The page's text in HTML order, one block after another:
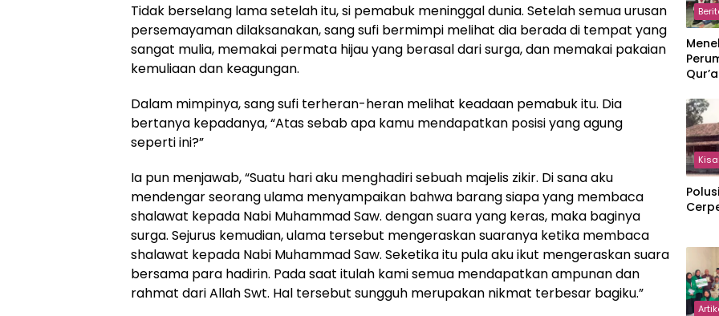
Tidak berselang lama setelah itu, si pemabuk meninggal dunia. Setelah semua urusan
persemayaman dilaksanakan, sang sufi bermimpi melihat dia berada di tempat yang
sangat mulia, memakai permata hijau yang berasal dari surga, dan memakai pakaian
kemuliaan dan keagungan.
Dalam mimpinya, sang sufi terheran-heran melihat keadaan pemabuk itu. Dia
bertanya kepadanya, “Atas sebab apa kamu mendapatkan posisi yang agung
seperti ini?”
Ia pun menjawab, “Suatu hari aku menghadiri sebuah majelis zikir. Di sana aku
mendengar seorang ulama menyampaikan bahwa barang siapa yang membaca
shalawat kepada Nabi Muhammad Saw. dengan suara yang keras, maka baginya
surga. Sejurus kemudian, ulama tersebut mengeraskan suaranya ketika membaca
shalawat kepada Nabi Muhammad Saw. Seketika itu pula aku ikut mengeraskan suara
bersama para hadirin. Pada saat itulah kami semua mendapatkan ampunan dan
rahmat dari Allah Swt. Hal tersebut sungguh merupakan nikmat terbesar bagiku.”